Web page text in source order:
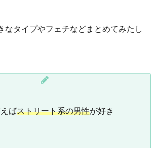
なタイプやフェチなどまとめてみたし
ばストリート系の男性が好き